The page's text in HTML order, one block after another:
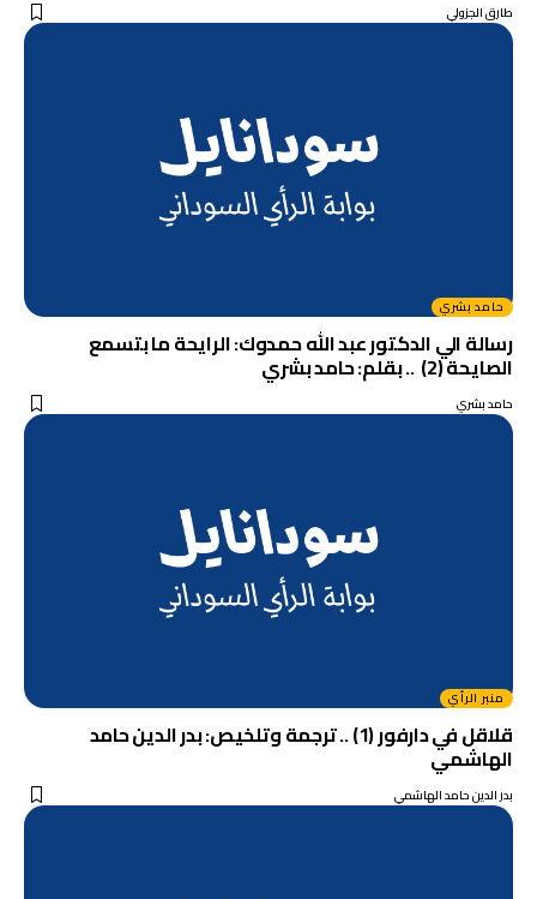
طارق الجزولي
حامد بشري
رسالة الي الدكتور عبد الله حمدوك: الرايحة ما بتسمع
الصايحة (2) .. بقلم: حامد بشري
حامد بشري
منبر الرأي
قلاقل في دارفور (1) .. ترجمة وتلخيص: بدر الدين حامد
الهاشمي
بدر الدين حامد الهاشمي